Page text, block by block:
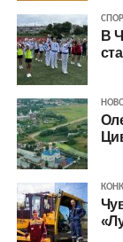
СПОРТ
В